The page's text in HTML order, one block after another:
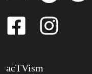
acTVism